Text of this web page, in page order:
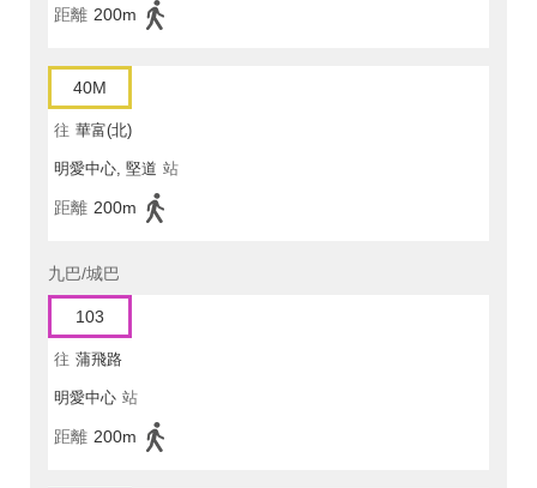
距離 200m
40M
往 華富(北)
明愛中心, 堅道 站
距離 200m
九巴/城巴
103
往 蒲飛路
明愛中心 站
距離 200m